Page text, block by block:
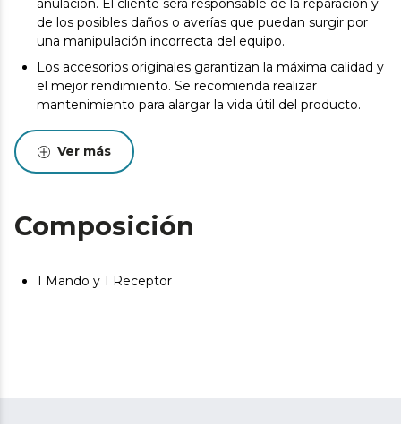
anulación. El cliente será responsable de la reparación y
de los posibles daños o averías que puedan surgir por
una manipulación incorrecta del equipo.
Los accesorios originales garantizan la máxima calidad y
el mejor rendimiento. Se recomienda realizar
mantenimiento para alargar la vida útil del producto.
Ver más
Composición
1 Mando y 1 Receptor